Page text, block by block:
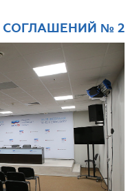
СОГЛАШЕНИЙ № 2